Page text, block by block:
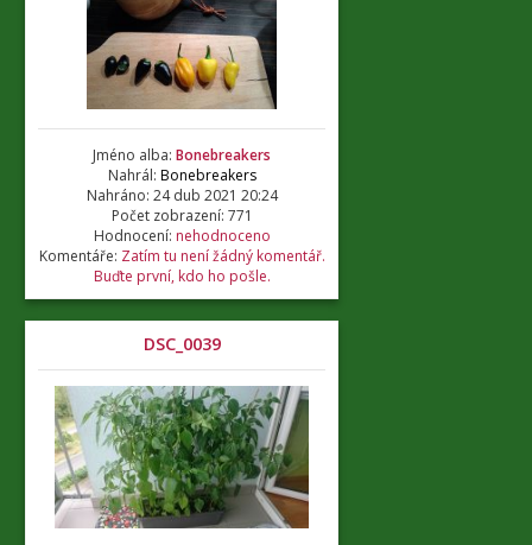
Jméno alba: Bonebreakers
Nahrál: Bonebreakers
Nahráno: 24 dub 2021 20:24
Počet zobrazení: 771
Hodnocení: nehodnoceno
Komentáře: Zatím tu není žádný komentář.
Buďte první, kdo ho pošle.
DSC_0039